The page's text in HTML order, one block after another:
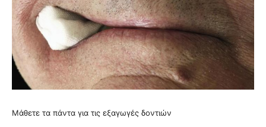
Μάθετε τα πάντα για τις εξαγωγές δοντιών